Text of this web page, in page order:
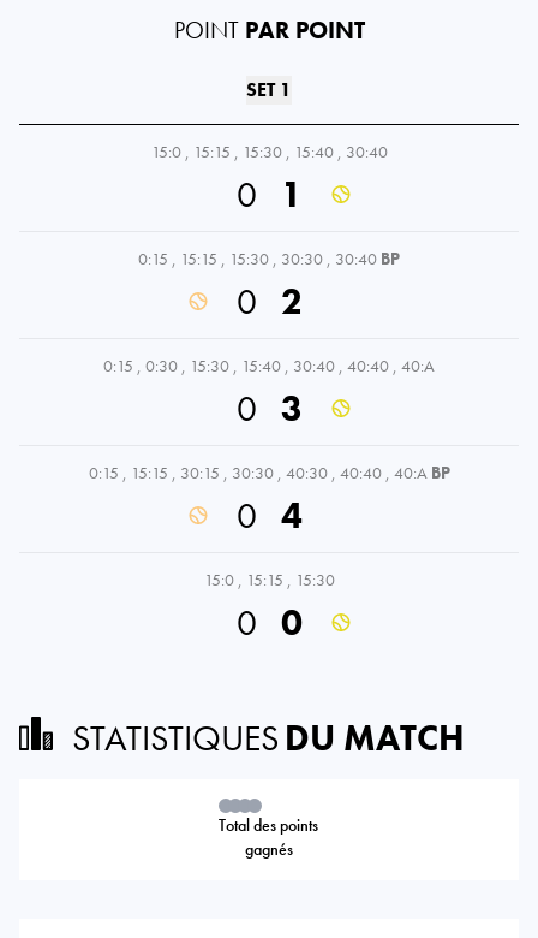
POINT PAR POINT
SET 1
15:0 , 15:15 , 15:30 , 15:40 , 30:40
0 1
0:15 , 15:15 , 15:30 , 30:30 , 30:40 BP
0 2
0:15 , 0:30 , 15:30 , 15:40 , 30:40 , 40:40 , 40:A
0 3
0:15 , 15:15 , 30:15 , 30:30 , 40:30 , 40:40 , 40:A BP
0 4
15:0 , 15:15 , 15:30
0 0
STATISTIQUES DU MATCH
Total des points
gagnés